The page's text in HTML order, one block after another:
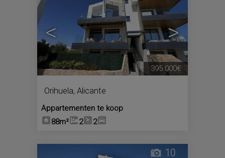
< >
Orihuela, Alicante
Appartementen te koop
88m²
2 2
395.000€
10